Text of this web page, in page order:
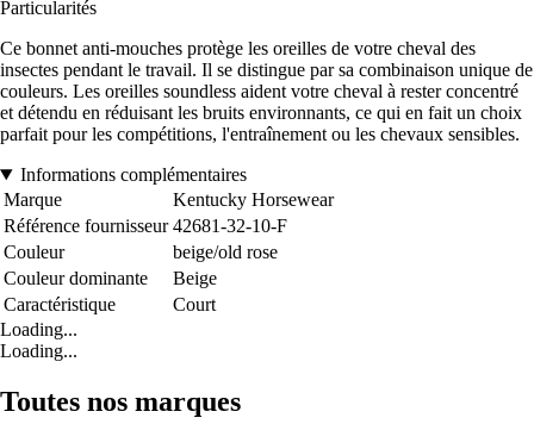
Particularités
Ce bonnet anti-mouches protège les oreilles de votre cheval des
insectes pendant le travail. Il se distingue par sa combinaison unique de
couleurs. Les oreilles soundless aident votre cheval à rester concentré
et détendu en réduisant les bruits environnants, ce qui en fait un choix
parfait pour les compétitions, l'entraînement ou les chevaux sensibles.
Informations complémentaires
Marque
Kentucky Horsewear
Référence fournisseur 42681-32-10-F
Couleur
beige/old rose
Couleur dominante
Beige
Caractéristique
Court
Loading...
Loading...
Toutes nos marques